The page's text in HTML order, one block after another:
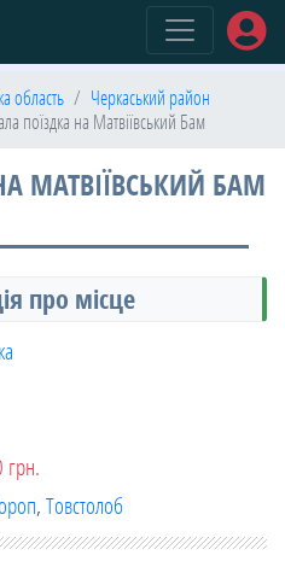
область
Черкаський район
поїздка на Матвіївський Бам
МАТВІЇВСЬКИЙ БАМ
про місце
грн.
,Товстолоб